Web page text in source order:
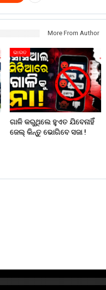
More From Author
ଭାରତ
ଗାଳି କରୁଥିଲେ ହୁଏତ ଯିବେନାହିଁ
ଜେଲ୍ କିନ୍ତୁ ଭୋଗିବେ ସଜା !